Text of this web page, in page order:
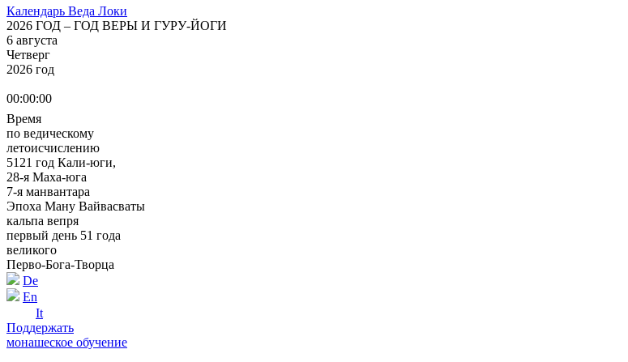
Календарь Веда Локи
2026 ГОД – ГОД ВЕРЫ И ГУРУ-ЙОГИ
6 августа
Четверг
2026 год
00:00:00
Время
по ведическому
летоисчислению
5121 год Кали-юги,
28-я Маха-юга
7-я манвантара
Эпоха Ману Вайвасваты
кальпа вепря
первый день 51 года
великого
Перво-Бога-Творца
De
En
It
Поддержать
монашеское обучение